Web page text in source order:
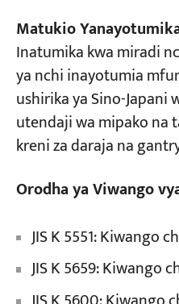
Matukio
Inatumika kwa miradi
ya nchi inayotumia
ushirika ya Sino-Japani
utendaji wa mipako na
kreni za daraja na
Orodha ya Viwango
JIS K 5551: Kiwango
JIS K 5659: Kiwango